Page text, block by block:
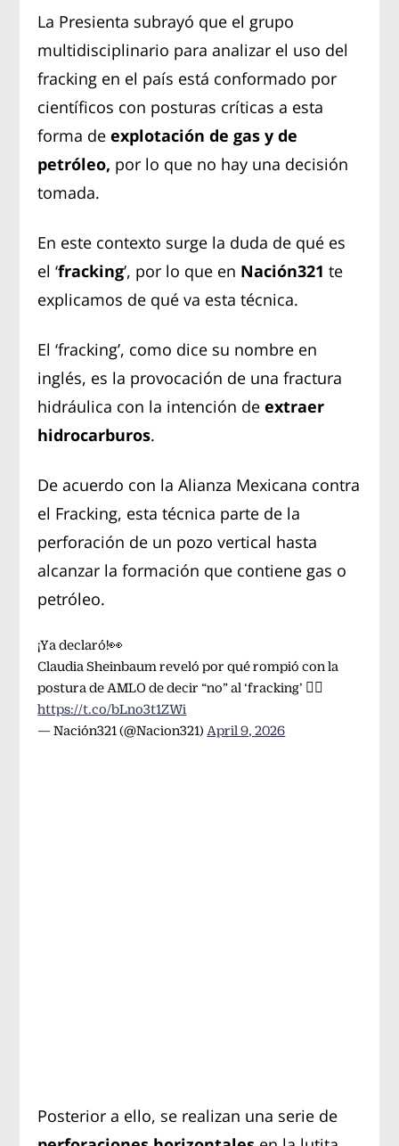
La Presienta subrayó que el grupo
multidisciplinario para analizar el uso del
fracking en el país está conformado por
científicos con posturas críticas a esta
forma deexplotación de gas y de
petróleo, por lo que no hay una decisión
tomada.
En este contexto surge la duda de qué es
el ‘fracking’, por lo que en Nación321 te
explicamos de qué va esta técnica.
El ‘fracking’, como dice su nombre en
inglés, es la provocación de una fractura
hidráulica con la intención de extraer
hidrocarburos.
De acuerdo con la Alianza Mexicana contra
el Fracking, esta técnica parte de la
perforación de un pozo vertical hasta
alcanzar la formación que contiene gas o
petróleo.
¡Ya declaró!👀
Claudia Sheinbaum reveló por qué rompió con la
postura de AMLO de decir “no” al ‘fracking’ 👇🏼
https://t.co/bLno3t1ZWi
— Nación321 (@Nacion321) April 9, 2026
Posterior a ello, se realizan una serie de